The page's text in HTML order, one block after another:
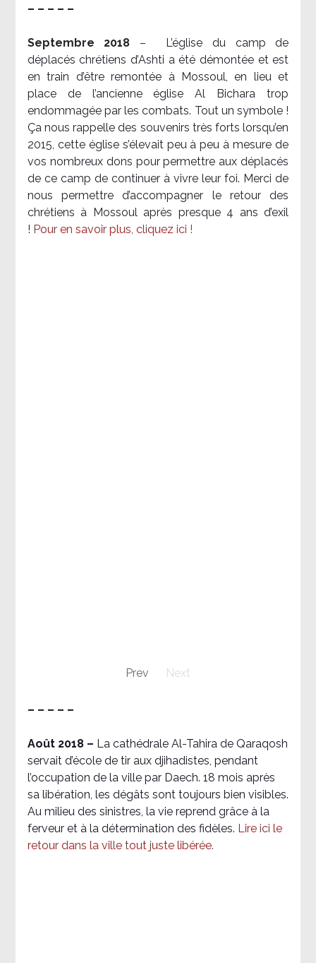
– – – – –
Septembre 2018 –
L’église du camp de
déplacés chrétiens d’Ashti a été démontée et est
en train d’être remontée à Mossoul, en lieu et
place de l’ancienne église Al Bichara trop
endommagée par les combats. Tout un symbole !
Ça nous rappelle des souvenirs très forts lorsqu’en
2015, cette église s’élevait peu à peu à mesure de
vos nombreux dons pour permettre aux déplacés
de ce camp de continuer à vivre leur foi. Merci de
nous permettre d’accompagner le retour des
chrétiens à Mossoul après presque 4 ans d’exil
! Pour en savoir plus, cliquez ici !
Prev Next
– – – – –
Août 2018 – La cathédrale Al-Tahira de Qaraqosh
servait d’école de tir aux djihadistes, pendant
l’occupation de la ville par Daech. 18 mois après
sa libération, les dégâts sont toujours bien visibles.
Au milieu des sinistres, la vie reprend grâce à la
ferveur et à la détermination des fidèles. Lire ici le
retour dans la ville tout juste libérée.